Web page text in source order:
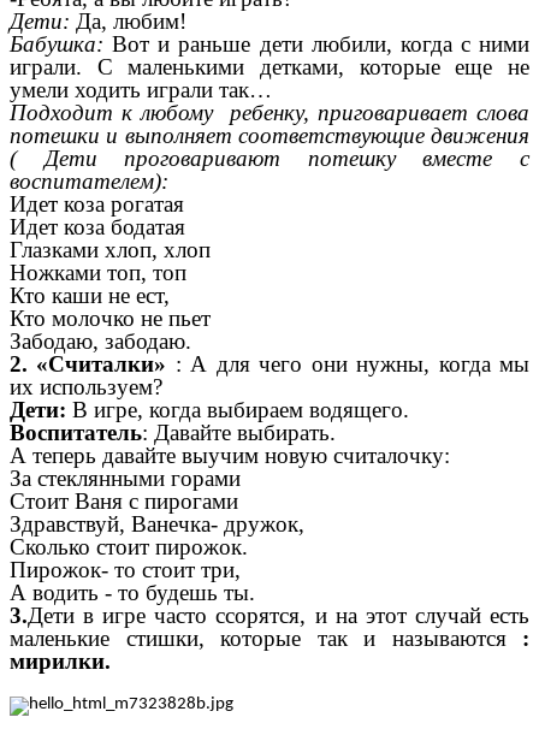
Дети: Да, любим!
Бабушка: Вот и раньше дети любили, когда с ними
играли. С маленькими детками, которые еще не
умели ходить играли так…
Подходит к любому ребенку, приговаривает слова
потешки и выполняет соответствующие движения
( Дети проговаривают потешку вместе с
воспитателем):
Идет коза рогатая
Идет коза бодатая
Глазками хлоп, хлоп
Ножками топ, топ
Кто каши не ест,
Кто молочко не пьет
Забодаю, забодаю.
2. «Считалки» : А для чего они нужны, когда мы
их используем?
Дети: В игре, когда выбираем водящего.
Воспитатель: Давайте выбирать.
А теперь давайте выучим новую считалочку:
За стеклянными горами
Стоит Ваня с пирогами
Здравствуй, Ванечка- дружок,
Сколько стоит пирожок.
Пирожок- то стоит три,
А водить - то будешь ты.
3.Дети в игре часто ссорятся, и на этот случай есть
маленькие стишки, которые так и называются:
мирилки.